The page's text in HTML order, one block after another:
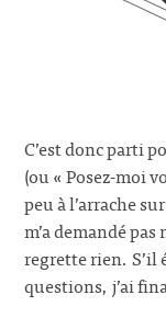
C’est donc parti
(ou « Posez-moi
peu à l’arrache
m’a demandé
regrette rien. S’il
questions, j’ai